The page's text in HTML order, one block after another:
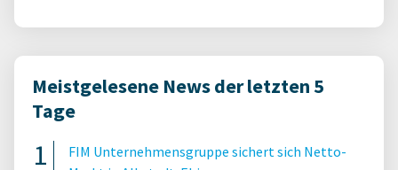
Meistgelesene News der letzten 5
Tage
FIM Unternehmensgruppe sichert sich Netto-